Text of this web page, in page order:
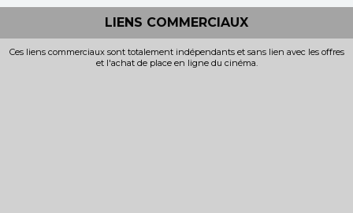
LIENS COMMERCIAUX
Ces liens commerciaux sont totalement indépendants et sans lien avec les offres
et l'achat de place en ligne du cinéma.